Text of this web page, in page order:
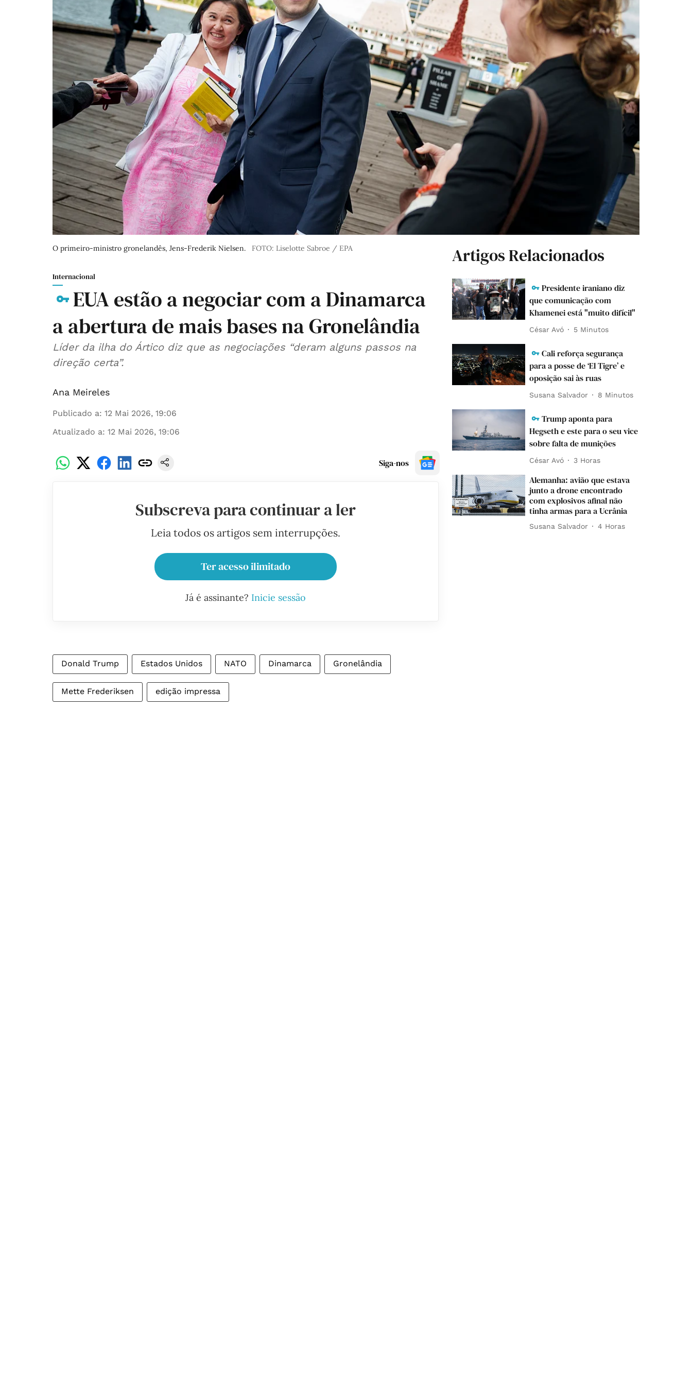
O primeiro-ministro gronelandês, Jens-Frederik Nielsen. FOTO: Liselotte Sabroe / EPA
Internacional
EUA estão a negociar com a Dinamarca
a abertura de mais bases na Gronelândia
Líder da ilha do Ártico diz que as negociações “deram alguns passos na
direção certa”.
Ana Meireles
Publicado a: 12 Mai 2026, 19:06
Atualizado a: 12 Mai 2026, 19:06
Siga-nos
Subscreva para continuar a ler
Leia todos os artigos sem interrupções.
Ter acesso ilimitado
Já é assinante? Inicie sessão
Donald Trump Estados Unidos NATO Dinamarca Gronelândia
Mette Frederiksen edição impressa
Artigos Relacionados
Presidente iraniano diz
que comunicação com
Khamenei está "muito difícil"
César Avó 5 Minutos
Cali reforça segurança
para a posse de ‘El Tigre’ e
oposição sai às ruas
Susana Salvador 8 Minutos
Trump aponta para
Hegseth e este para o seu vice
sobre falta de munições
César Avó 3 Horas
Alemanha: avião que estava
junto a drone encontrado
com explosivos afinal não
tinha armas para a Ucrânia
Susana Salvador 4 Horas